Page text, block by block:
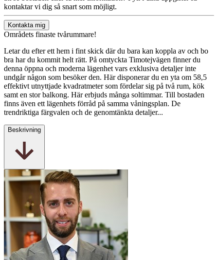
kontaktar vi dig så snart som möjligt.
Kontakta mig
Områdets finaste tvårummare!
Letar du efter ett hem i fint skick där du bara kan koppla av och bo
bra har du kommit helt rätt. På omtyckta Timotejvägen finner du
denna öppna och moderna lägenhet vars exklusiva detaljer inte
undgår någon som besöker den. Här disponerar du en yta om 58,5
effektivt utnyttjade kvadratmeter som fördelar sig på två rum, kök
samt en stor balkong. Här erbjuds många soltimmar. Till bostaden
finns även ett lägenhets förråd på samma våningsplan. De
trendriktiga färgvalen och de genomtänkta detaljer...
Beskrivning